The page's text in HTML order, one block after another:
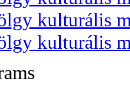
kulturális
kulturális